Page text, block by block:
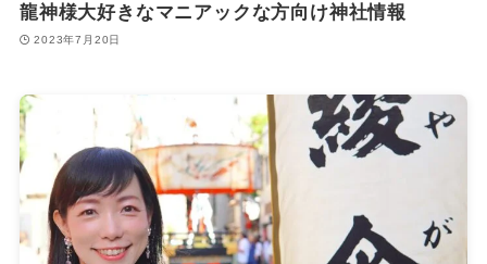
龍神様大好きなマニアックな方向け神社情報
2023年7月20日